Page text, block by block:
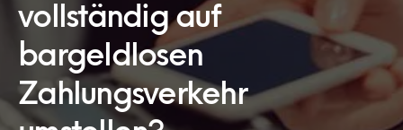
vollständig auf
bargeldlosen
Zahlungsverkehr